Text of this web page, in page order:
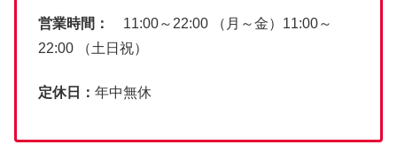
営業時間：
11:00～22:00 （月～金）11:00～
22:00 （土日祝）
定休日： 年中無休